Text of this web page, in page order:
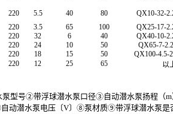
220 5.5 40 80 QX10-32-
220 3.5 65 100 QX25-17-
220 32 6 40 QX40-10-
220 24 10 50 QX65-7-2.2
220 18 15 50 QX100-4.5-
220 12 25 65 以
泵型号②带浮球潜水泵口径③自动潜水泵扬程（
自动潜水泵电压〔V〕⑧泵材质⑨带浮球潜水泵是